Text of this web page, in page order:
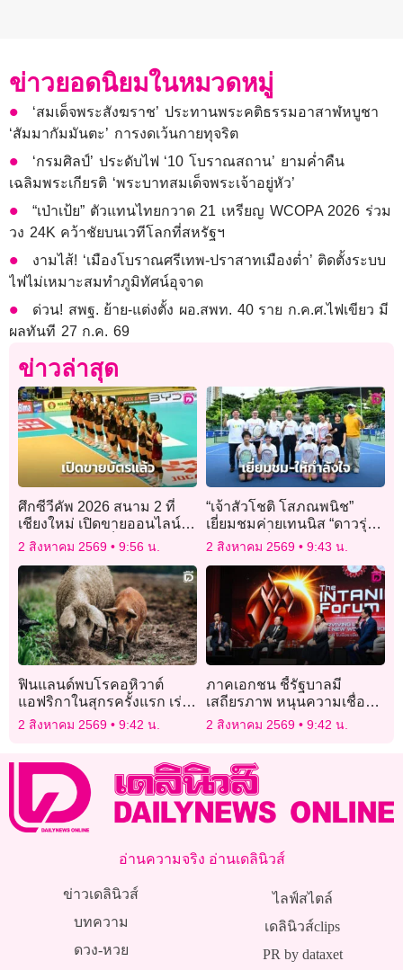
ข่าวยอดนิยมในหมวดหมู่
‘สมเด็จพระสังฆราช’ ประทานพระคติธรรมอาสาฬหบูชา
‘สัมมากัมมันตะ’ การงดเว้นกายทุจริต
‘กรมศิลป์’ ประดับไฟ ‘10 โบราณสถาน’ ยามค่ำคืน
เฉลิมพระเกียรติ ‘พระบาทสมเด็จพระเจ้าอยู่หัว’
“เป่าเป้ย” ตัวแทนไทยกวาด 21 เหรียญ WCOPA 2026 ร่วม
วง 24K คว้าชัยบนเวทีโลกที่สหรัฐฯ
งามไส้! ‘เมืองโบราณศรีเทพ-ปราสาทเมืองต่ำ’ ติดตั้งระบบ
ไฟไม่เหมาะสมทำภูมิทัศน์อุจาด
ด่วน! สพฐ. ย้าย-แต่งตั้ง ผอ.สพท. 40 ราย ก.ค.ศ.ไฟเขียว มี
ผลทันที 27 ก.ค. 69
ข่าวล่าสุด
ศึกซีวีคัพ 2026 สนาม 2 ที่
เชียงใหม่ เปิดขายออนไลน์-
ออฟไลน์แล้ว เช็กวัน-ราคา
2 สิงหาคม 2569 9:56 น.
“เจ้าสัวโชติ โสภณพนิช”
เยี่ยมชมค่ายเทนนิส “ดาวรุ่ง
มุ่งความเป็นเลิศ” โครงการ
ชาติไทย
2 สิงหาคม 2569 9:43 น.
ฟินแลนด์พบโรคอหิวาต์
แอฟริกาในสุกรครั้งแรก เร่ง
ยกระดับมาตรการคุมระบาด
2 สิงหาคม 2569 9:42 น.
ภาคเอกชน ชี้รัฐบาลมี
เสถียรภาพ หนุนความเชื่อมั่น
นักลงทุนต่างชาติ
2 สิงหาคม 2569 9:42 น.
อ่านความจริง อ่านเดลินิวส์
ข่าวเดลินิวส์
บทความ
ดวง-หวย
ไลฟ์สไตล์
เดลินิวส์clips
PR by dataxet